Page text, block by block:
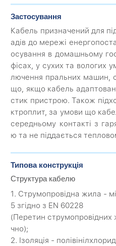
Застосування
Кабель призначений для
адів до мережі
осування в домашньому
фісах, у сухих та вологих
лючення пральних машин,
що, якщо кабель
стик пристрою. Також
ктроплит, за умови що
середньому контакті з
ю та не піддається
Типова конструкція
Структура кабелю
1. Струмопровідна жила -
5 згідно з EN 60228
(Перетин
чно);
2. Ізоляція -